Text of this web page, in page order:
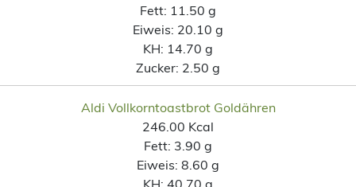
Fett: 11.50 g
Eiweis: 20.10 g
KH: 14.70 g
Zucker: 2.50 g
Aldi Vollkorntoastbrot Goldähren
246.00 Kcal
Fett: 3.90 g
Eiweis: 8.60 g
KH: 40.70 g